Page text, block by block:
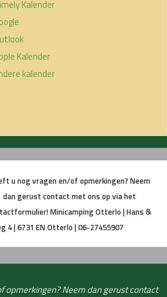
Kalender
Kalender
kalender
u nog vragen en/of opmerkingen? Neem
dan gerust contact met ons op via het
Minicamping Otterlo | Hans &
4 | 6731 EN Otterlo | 06-27455907
opmerkingen? Neem dan gerust contact